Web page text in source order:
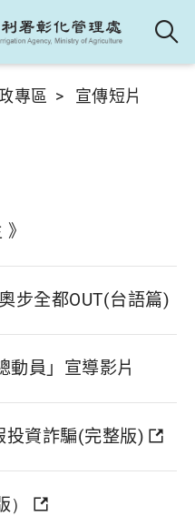
專區 宣傳短片
步全都OUT(台語篇)
動員」宣導影片
投資詐騙(完整版)